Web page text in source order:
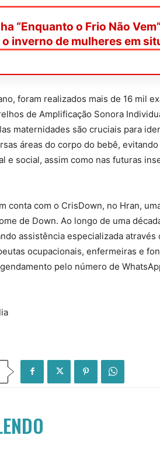
“Enquanto o Frio Não
inverno de mulheres em
foram realizados mais de 16 mil
de Amplificação Sonora
maternidades são cruciais para
áreas do corpo do bebê,
e social, assim como nas futuras
conta com o CrisDown, no Hran,
de Down. Ao longo de uma
assistência especializada
ocupacionais, enfermeiras e
pelo número de